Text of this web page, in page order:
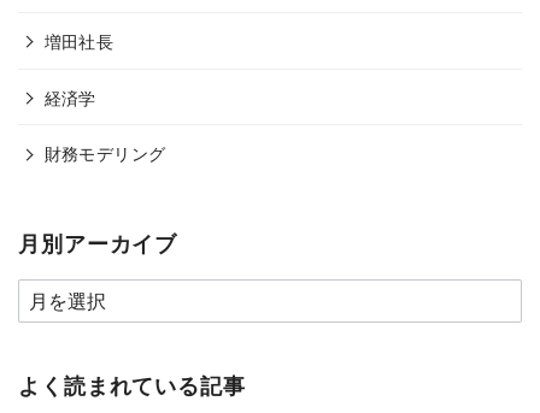
増田社長
経済学
財務モデリング
月別アーカイブ
よく読まれている記事